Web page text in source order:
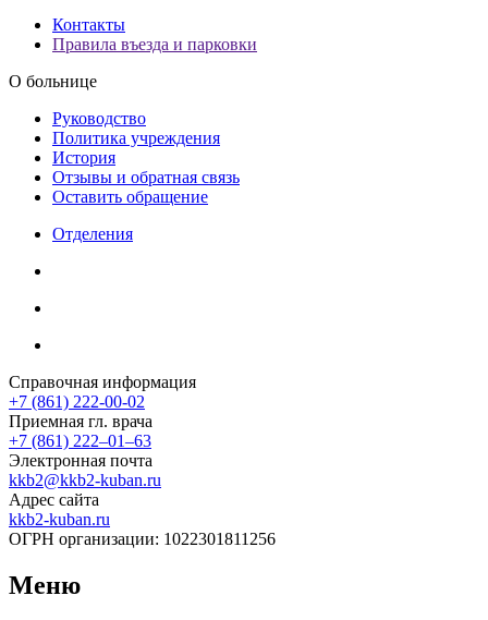
Контакты
Правила въезда и парковки
О больнице
Руководство
Политика учреждения
История
Отзывы и обратная связь
Оставить обращение
Отделения
Справочная информация
+7 (861) 222-00-02
Приемная гл. врача
+7 (861) 222‒01‒63
Электронная почта
kkb2@kkb2-kuban.ru
Адрес сайта
kkb2-kuban.ru
ОГРН организации: 1022301811256
Меню